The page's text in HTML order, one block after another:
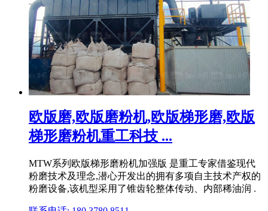
欧版磨,欧版磨粉机,欧版梯形磨,欧版
梯形磨粉机重工科技 ...
MTW系列欧版梯形磨粉机加强版 是重工专家借鉴现代
粉磨技术及理念,潜心开发出的拥有多项自主技术产权的
粉磨设备,该机型采用了锥齿轮整体传动、内部稀油润 .